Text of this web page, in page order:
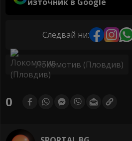
Следвай ни:
Локомотив (Пловдив)
0